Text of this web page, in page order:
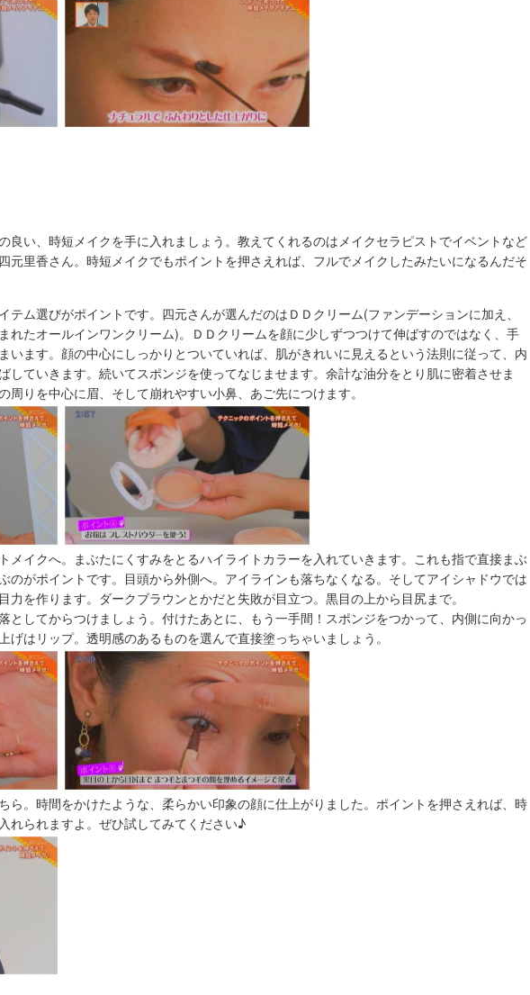
良い、時短メイクを手に入れましょう。教えてくれるのはメイクセラピストでイベントなど
元里香さん。時短メイクでもポイントを押さえれば、フルでメイクしたみたいになるんだそ
テム選びがポイントです。四元さんが選んだのはＤＤクリーム(ファンデーションに加え、
れたオールインワンクリーム)。ＤＤクリームを顔に少しずつつけて伸ばすのではなく、手
います。顔の中心にしっかりとついていれば、肌がきれいに見えるという法則に従って、内
していきます。続いてスポンジを使ってなじませます。余計な油分をとり肌に密着させま
周りを中心に眉、そして崩れやすい小鼻、あご先につけます。
メイクへ。まぶたにくすみをとるハイライトカラーを入れていきます。これも指で直接まぶ
のがポイントです。目頭から外側へ。アイラインも落ちなくなる。そしてアイシャドウでは
力を作ります。ダークブラウンとかだと失敗が目立つ。黒目の上から目尻まで。
としてからつけましょう。付けたあとに、もう一手間！スポンジをつかって、内側に向かっ
げはリップ。透明感のあるものを選んで直接塗っちゃいましょう。
ら。時間をかけたような、柔らかい印象の顔に仕上がりました。ポイントを押さえれば、時
れられますよ。ぜひ試してみてください♪